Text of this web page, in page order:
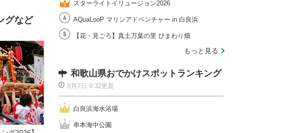
グなど
スターライトイリュージョン2026
AQuaLooP マリンアドベンチャー in 白良浜
【花・見ごろ】真土万葉の里 ひまわり畑
もっと見る
和歌山県おでかけスポットランキング
8月7日 9:32更新
白良浜海水浴場
串本海中公園